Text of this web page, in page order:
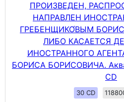
ПРОИЗВЕДЕН,
НАПРАВЛЕН
ГРЕБЕНЩИКО́ВЫМ
ЛИБО КАСАЕТСЯ
ИНОСТРАННОГО
БОРИ́СА БОРИ́СОВИЧА.
CD
30 CD